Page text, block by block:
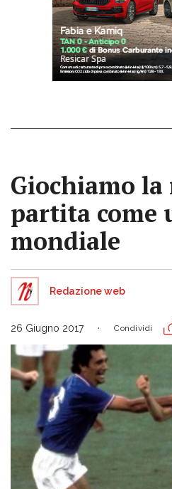
Giochiamo la
partita come
mondiale
Redazione web
26 Giugno 2017 Condividi